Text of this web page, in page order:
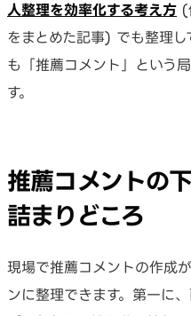
人整理を効率化する考え方 (
をまとめた記事) でも整理
も「推薦コメント」という
す。
推薦コメントの
詰まりどころ
現場で推薦コメントの作成
ンに整理できます。第一に